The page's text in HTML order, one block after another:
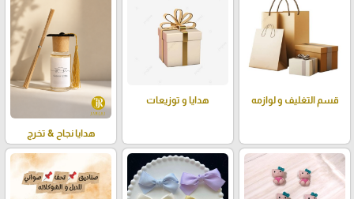
قسم التغليف و لوازمه هدايا و توزيعات
هدايا نجاح & تخرج